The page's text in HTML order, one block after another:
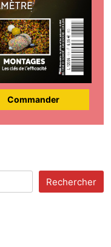
Commander
Rechercher